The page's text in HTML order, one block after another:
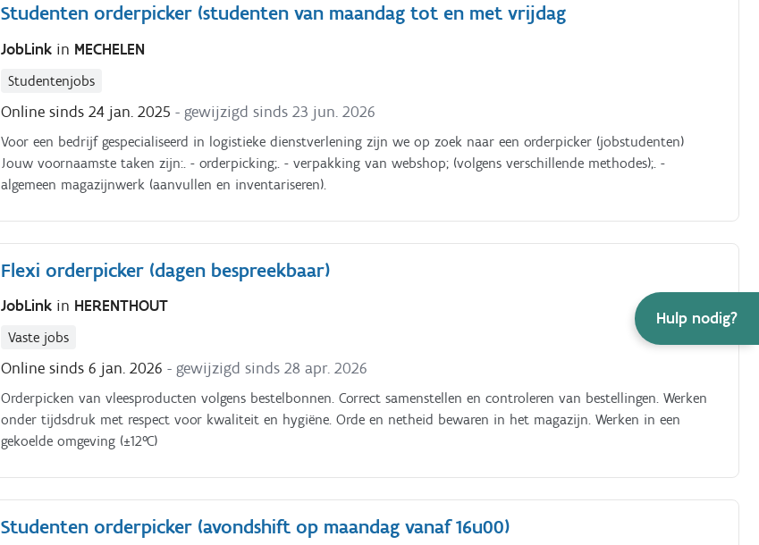
Hulp nodig?
Studenten orderpicker (studenten van maandag tot en met vrijdag
JobLink in MECHELEN
Studentenjobs
Online sinds 24 jan. 2025 - gewijzigd sinds 23 jun. 2026
Voor een bedrijf gespecialiseerd in logistieke dienstverlening zijn we op zoek naar een orderpicker (jobstudenten)
Jouw voornaamste taken zijn:. - orderpicking;. - verpakking van webshop; (volgens verschillende methodes);. -
algemeen magazijnwerk (aanvullen en inventariseren).
Flexi orderpicker (dagen bespreekbaar)
JobLink in HERENTHOUT
Vaste jobs
Online sinds 6 jan. 2026 - gewijzigd sinds 28 apr. 2026
Orderpicken van vleesproducten volgens bestelbonnen. Correct samenstellen en controleren van bestellingen. Werken
onder tijdsdruk met respect voor kwaliteit en hygiëne. Orde en netheid bewaren in het magazijn. Werken in een
gekoelde omgeving (±12°C)
Studenten orderpicker (avondshift op maandag vanaf 16u00)